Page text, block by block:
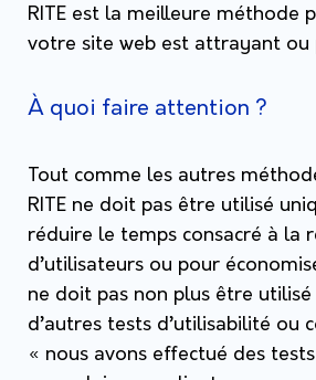
RITE est la meilleure méthode
votre site web est attrayant ou
À quoi faire attention ?
Tout comme les autres
RITE ne doit pas être utilisé
réduire le temps consacré à la
d’utilisateurs ou pour
ne doit pas non plus être
d’autres tests d’utilisabilité ou
« nous avons effectué des